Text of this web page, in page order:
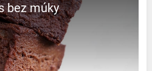
bez múky